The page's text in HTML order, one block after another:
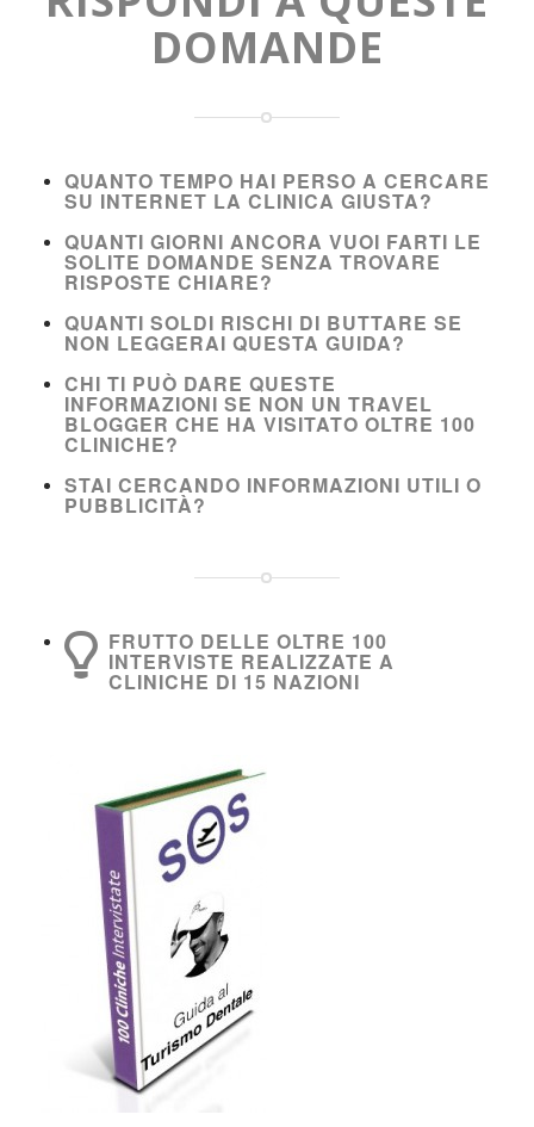
DOMANDE
QUANTO TEMPO HAI PERSO A CERCARE
SU INTERNET LA CLINICA GIUSTA?
QUANTI GIORNI ANCORA VUOI FARTI LE
SOLITE DOMANDE SENZA TROVARE
RISPOSTE CHIARE?
QUANTI SOLDI RISCHI DI BUTTARE SE
NON LEGGERAI QUESTA GUIDA?
CHI TI PUÒ DARE QUESTE
INFORMAZIONI SE NON UN TRAVEL
BLOGGER CHE HA VISITATO OLTRE 100
CLINICHE?
STAI CERCANDO INFORMAZIONI UTILI O
PUBBLICITÀ?
FRUTTO DELLE OLTRE 100
INTERVISTE REALIZZATE A
CLINICHE DI 15 NAZIONI